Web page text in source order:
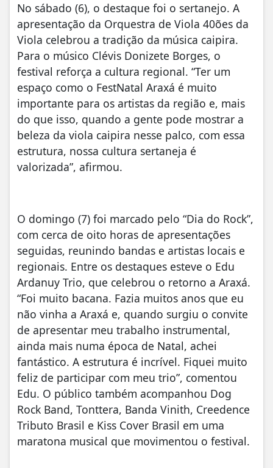
No sábado (6), o destaque foi o sertanejo. A
apresentação da Orquestra de Viola 40ões da
Viola celebrou a tradição da música caipira.
Para o músico Clévis Donizete Borges, o
festival reforça a cultura regional. “Ter um
espaço como o FestNatal Araxá é muito
importante para os artistas da região e, mais
do que isso, quando a gente pode mostrar a
beleza da viola caipira nesse palco, com essa
estrutura, nossa cultura sertaneja é
valorizada”, afirmou.
O domingo (7) foi marcado pelo “Dia do Rock”,
com cerca de oito horas de apresentações
seguidas, reunindo bandas e artistas locais e
regionais. Entre os destaques esteve o Edu
Ardanuy Trio, que celebrou o retorno a Araxá.
“Foi muito bacana. Fazia muitos anos que eu
não vinha a Araxá e, quando surgiu o convite
de apresentar meu trabalho instrumental,
ainda mais numa época de Natal, achei
fantástico. A estrutura é incrível. Fiquei muito
feliz de participar com meu trio”, comentou
Edu. O público também acompanhou Dog
Rock Band, Tonttera, Banda Vinith, Creedence
Tributo Brasil e Kiss Cover Brasil em uma
maratona musical que movimentou o festival.